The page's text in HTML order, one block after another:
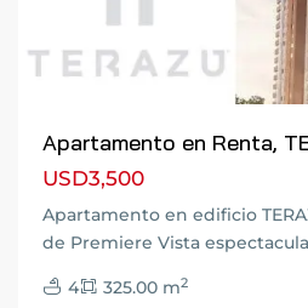
Apartamento en Renta,
USD3,500
Apartamento en edificio
de Premiere Vista
4 325.00 m2
Zona